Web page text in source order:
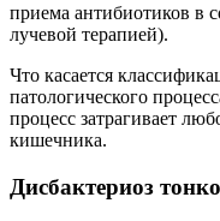
приема антибиотиков в
лучевой терапией).
Что касается
патологического
процесс затрагивает
кишечника.
Дисбактериоз